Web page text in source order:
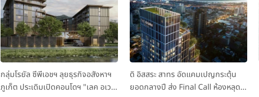
กลุ่มโรยัล ซีพีเอชฯ ลุยธุรกิจอสังหาฯ
ภูเก็ต ประเดิมเปิดคอนโดฯ "เลค อเวนิ
ดิ อิสสระ สาทร อัดแคมเปญกระตุ้น
ยอดกลางปี ส่ง Final Call ห้องหลุด